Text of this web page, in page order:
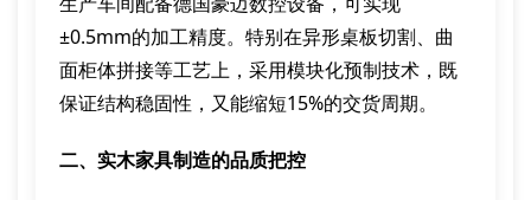
±0.5mm的加工精度。特别在异形桌板切割、曲
面柜体拼接等工艺上，采用模块化预制技术，既
保证结构稳固性，又能缩短15%的交货周期。
二、实木家具制造的品质把控